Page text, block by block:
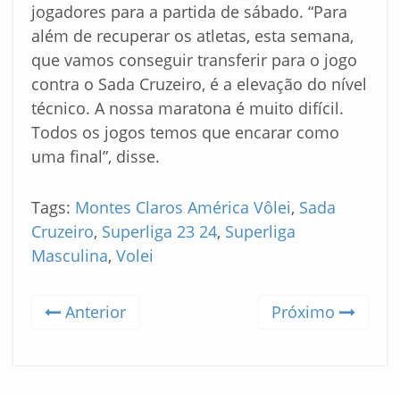
jogadores para a partida de sábado. “Para
além de recuperar os atletas, esta semana,
que vamos conseguir transferir para o jogo
contra o Sada Cruzeiro, é a elevação do nível
técnico. A nossa maratona é muito difícil.
Todos os jogos temos que encarar como
uma final”, disse.
Tags: Montes Claros América Vôlei, Sada
Cruzeiro, Superliga 23 24, Superliga
Masculina, Volei
Anterior Próximo